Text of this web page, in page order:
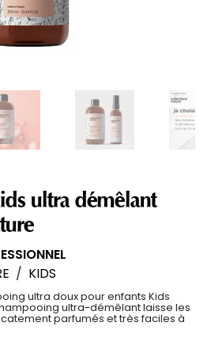
ultra démêlant
/ KIDS
ultra doux pour enfants Kids
ultra-démêlant laisse les
parfumés et très faciles à